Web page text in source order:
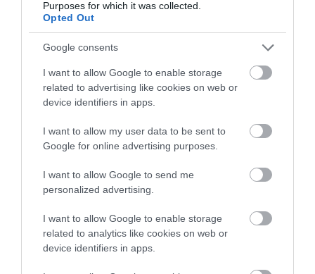
Purposes for which it was collected.
Opted Out
Google consents
I want to allow Google to enable storage
related to advertising like cookies on web or
device identifiers in apps.
I want to allow my user data to be sent to
Google for online advertising purposes.
I want to allow Google to send me
personalized advertising.
I want to allow Google to enable storage
related to analytics like cookies on web or
device identifiers in apps.
A fekete hold kifejezést más, különálló holdi
második telihold ugyanabban a naptári hónapban −
amit szintén a Hold 29,5 napos Föld körüli pályája
tesz lehetővé −, úgy az ugyanabban a naptári
hónapban a második újholdat néha fekete holdnak
A Timeanddate.com szerint a fekete hold azt a ritka
újhold vagy telihold. Ez csak februárban fordulhat
elő − ez az egyetlen olyan rövid hónap, amely két
újhold vagy két telihold között kezdődik és
végződik. Az Almanac.com szerint ez 5-10 évente
egyszer fordul elő.